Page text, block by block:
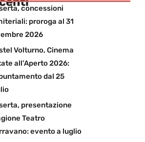
concessioni
proroga al 31
2026
Volturno, Cinema
all’Aperto 2026:
dal 25
presentazione
Teatro
evento a luglio